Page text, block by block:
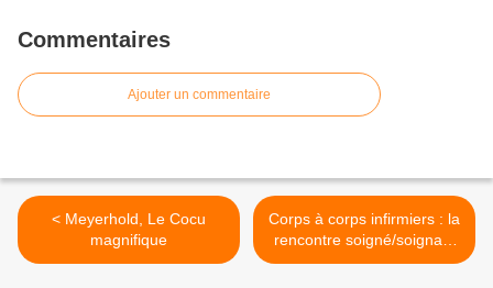
Commentaires
Ajouter un commentaire
< Meyerhold, Le Cocu
magnifique
Corps à corps infirmiers : la
rencontre soigné/soignant
en apprentissage >